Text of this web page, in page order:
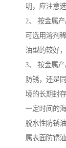
明，应注意选
2、 按金属
可选用溶剂
油型的较好
3、 按金属
防锈，还是
境的长期封
一定时间的
脱水性防锈
属表面防锈